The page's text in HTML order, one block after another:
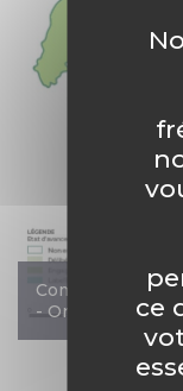
Communes
- Ondaine -ce